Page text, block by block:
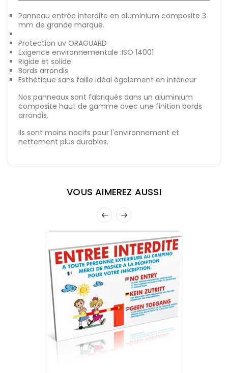
Panneau entrée interdite en aluminium composite 3
mm de grande marque.
Protection uv ORAGUARD
Exigence environnementale :ISO 14001
Rigide et solide
Bords arrondis
Esthétique sans faille idéal également en intérieur
Nos panneaux sont fabriqués dans un aluminium
composite haut de gamme avec une finition bords
arrondis.
Ils sont moins nocifs pour l'environnement et
nettement plus durables.
VOUS AIMEREZ AUSSI